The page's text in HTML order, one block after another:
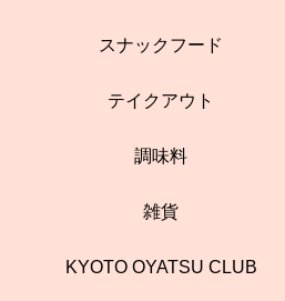
スナックフード
テイクアウト
調味料
雑貨
KYOTO OYATSU CLUB